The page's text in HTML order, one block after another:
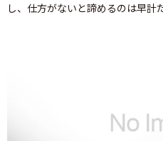
し、仕方がないと諦めるのは早計